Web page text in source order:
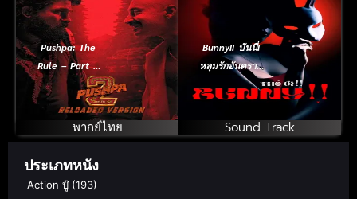
Pushpa: The
Rule – Part 2
(2024) พุชป้า กฎ
เหล็ก
พากย์ไทย
Bunny!! บันนี่!
หลุมรักอันตราย
(2026)
Sound Track
ประเภทหนัง
Action บู๊(193)